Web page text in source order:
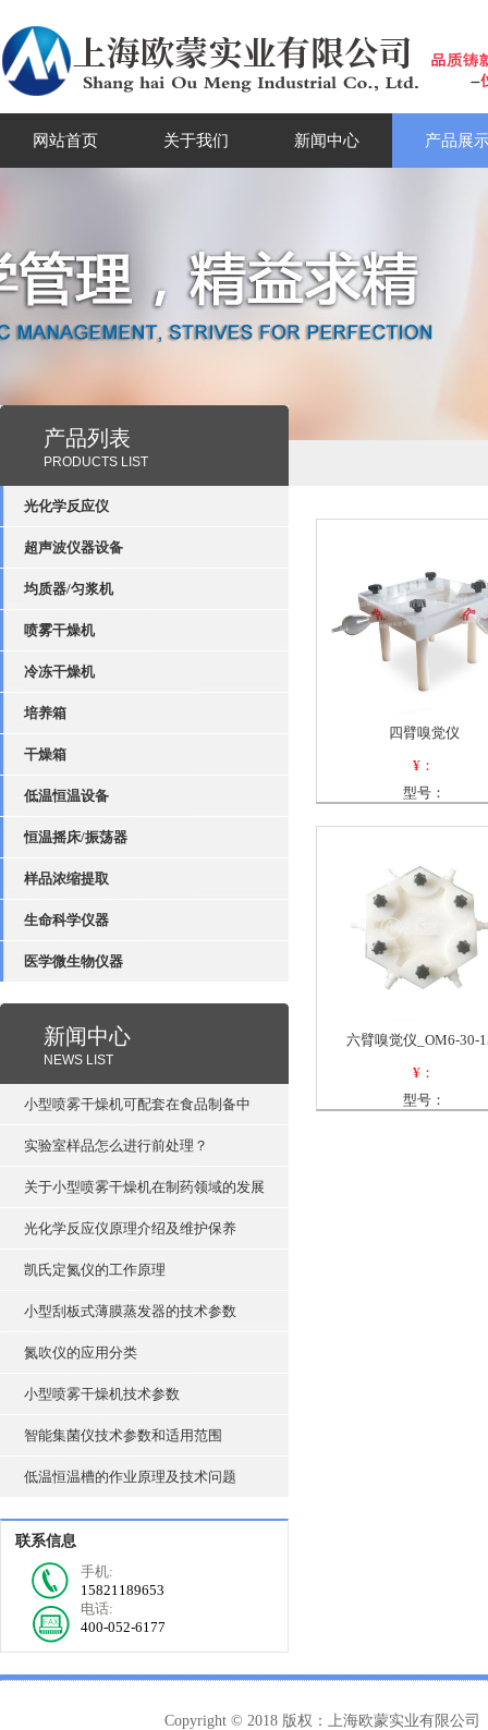
网站首页 关于我们 新闻中心 产品展
产品列表
PRODUCTS LIST
光化学反应仪
超声波仪器设备
均质器/匀浆机
喷雾干燥机
冷冻干燥机
培养箱
干燥箱
低温恒温设备
恒温摇床/振荡器
样品浓缩提取
生命科学仪器
医学微生物仪器
新闻中心
NEWS LIST
小型喷雾干燥机可配套在食品制备中
实验室样品怎么进行前处理？
关于小型喷雾干燥机在制药领域的发展
光化学反应仪原理介绍及维护保养
凯氏定氮仪的工作原理
小型刮板式薄膜蒸发器的技术参数
氮吹仪的应用分类
小型喷雾干燥机技术参数
智能集菌仪技术参数和适用范围
低温恒温槽的作业原理及技术问题
联系信息
手机:
15821189653
电话:
400-052-6177
四臂嗅觉仪
¥：
型号：
六臂嗅觉仪_OM6-30-
¥：
型号：
Copyright © 2018 版权：上海欧蒙实业有限公司